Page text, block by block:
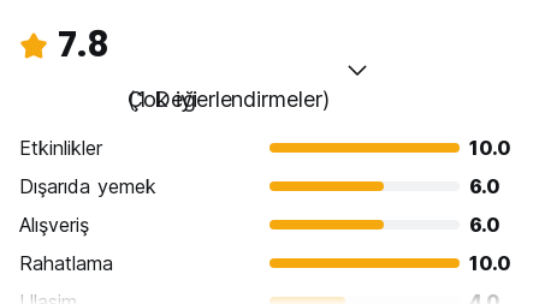
7.8
Çok iyi
(1 Değerlendirmeler)
Etkinlikler
10.0
Dışarıda yemek
6.0
Alışveriş
6.0
Rahatlama
10.0